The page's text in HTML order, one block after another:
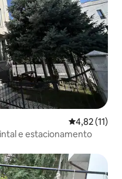
4,82 de uma
4,82 (11)
e estacionamento